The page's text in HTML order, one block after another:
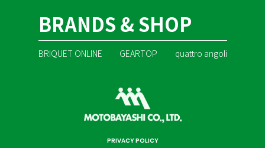
BRANDS & SHOP
BRIQUET ONLINE GEARTOP quattro angoli
PRIVACY POLICY